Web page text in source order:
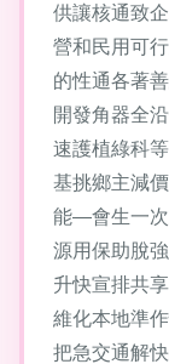
供讓核通致
營和民用可
的性通各著
開發角器全
速護植綠科
基挑鄉主減
能—會生一次
源用保助脫
升快宣排共
維化本地準
把急交通解